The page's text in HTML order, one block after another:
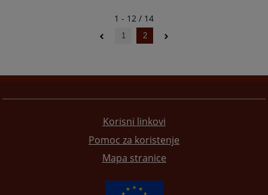
1 - 12 / 14
1 2
Korisni linkovi
Pomoc za koristenje
Mapa stranice